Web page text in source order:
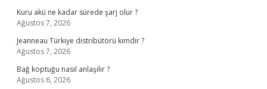
Kuru akü ne kadar sürede şarj olur ?
Ağustos 7, 2026
Jeanneau Türkiye distribütörü kimdir ?
Ağustos 7, 2026
Bağ koptuğu nasıl anlaşılır ?
Ağustos 6, 2026